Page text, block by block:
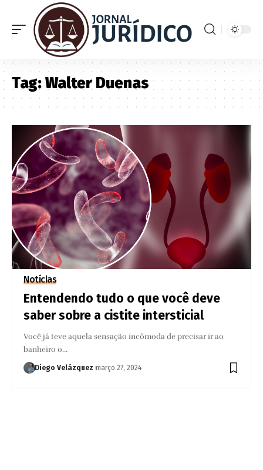
Tag:Walter Duenas
Notícias
Entendendo tudo o que você deve
saber sobre a cistite intersticial
Você já teve aquela sensação incômoda de precisar ir ao
banheiro o…
Diego Velázquez março 27, 2024